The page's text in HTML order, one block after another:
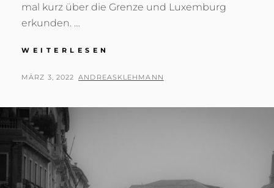
mal kurz über die Grenze und Luxemburg
erkunden. …
WEITERLESEN
POSTED
MÄRZ 3, 2022 BY
ANDREASKLEHMANN